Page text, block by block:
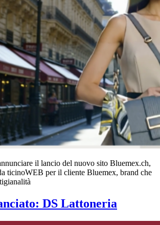
il lancio del nuovo sito Bluemex.ch,
ticinoWEB per il cliente Bluemex, brand che
DS Lattoneria